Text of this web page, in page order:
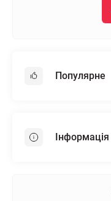
Популярне
Пінопласт
Інформація